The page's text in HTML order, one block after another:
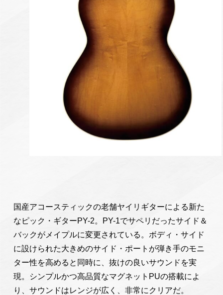
国産アコースティックの老舗ヤイリギターによる新た
なピック・ギターPY-2。PY-1でサペリだったサイド＆
バックがメイプルに変更されている。ボディ・サイド
に設けられた大きめのサイド・ポートが弾き手のモニ
ター性を高めると同時に、抜けの良いサウンドを実
現。シンプルかつ高品質なマグネットPUの搭載によ
り、サウンドはレンジが広く、非常にクリアだ。